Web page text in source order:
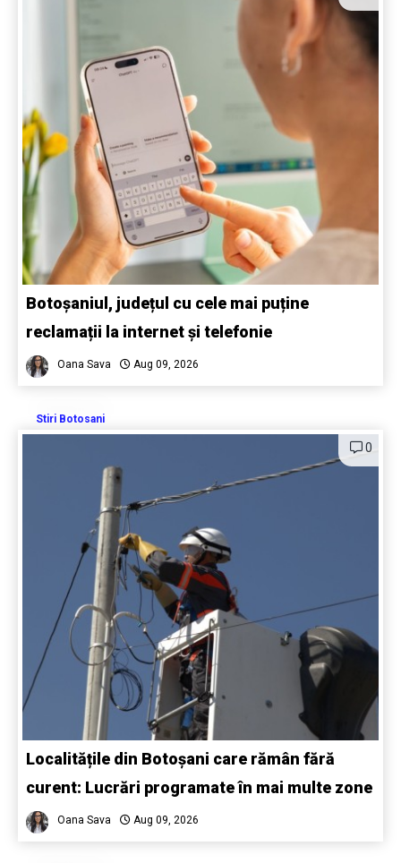
Botoșaniul, județul cu cele mai puține
reclamații la internet și telefonie
Oana Sava Aug 09, 2026
Stiri Botosani
0
Localitățile din Botoșani care rămân fără
curent: Lucrări programate în mai multe zone
Oana Sava Aug 09, 2026